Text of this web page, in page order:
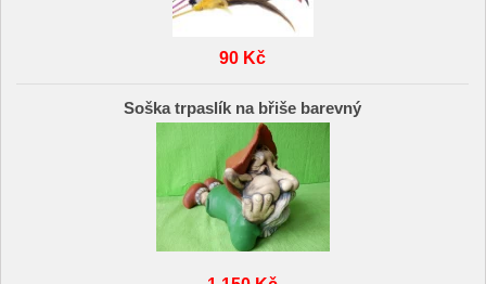
90 Kč
Soška trpaslík na břiše barevný